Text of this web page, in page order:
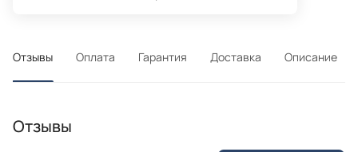
Отзывы Оплата Гарантия Доставка Описание
Отзывы